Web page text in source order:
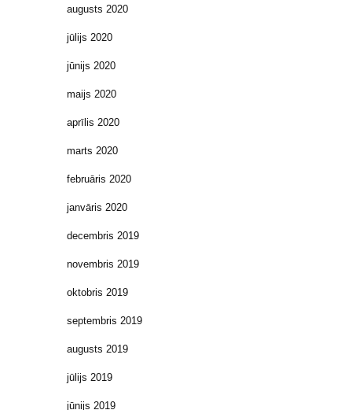
augusts 2020
jūlijs 2020
jūnijs 2020
maijs 2020
aprīlis 2020
marts 2020
februāris 2020
janvāris 2020
decembris 2019
novembris 2019
oktobris 2019
septembris 2019
augusts 2019
jūlijs 2019
jūnijs 2019